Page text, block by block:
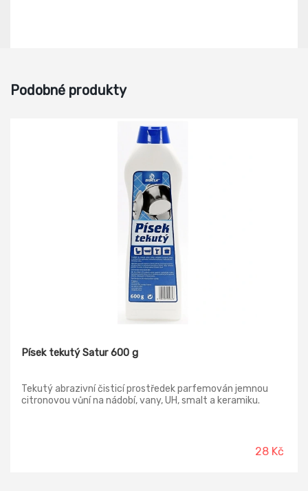
Podobné produkty
Písek tekutý Satur 600 g
Tekutý abrazivní čisticí prostředek parfemován jemnou
citronovou vůní na nádobí, vany, UH, smalt a keramiku.
28 Kč